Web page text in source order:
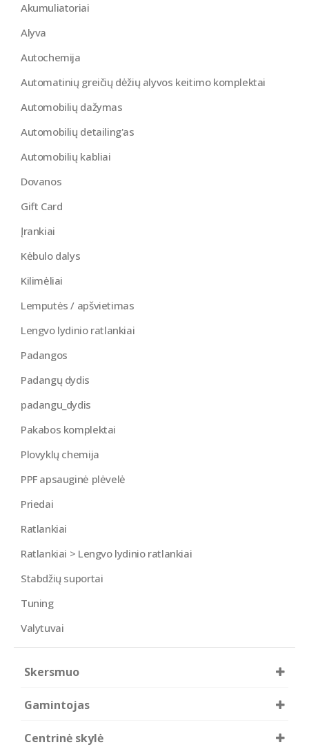
Akumuliatoriai
Alyva
Autochemija
Automatinių greičių dėžių alyvos keitimo komplektai
Automobilių dažymas
Automobilių detailing'as
Automobilių kabliai
Dovanos
Gift Card
Įrankiai
Kėbulo dalys
Kilimėliai
Lemputės / apšvietimas
Lengvo lydinio ratlankiai
Padangos
Padangų dydis
padangu_dydis
Pakabos komplektai
Plovyklų chemija
PPF apsauginė plėvelė
Priedai
Ratlankiai
Ratlankiai > Lengvo lydinio ratlankiai
Stabdžių suportai
Tuning
Valytuvai
Skersmuo
Gamintojas
Centrinė skylė